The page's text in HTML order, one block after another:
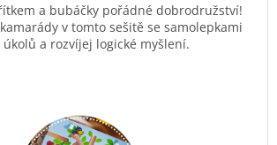
a bubáčky pořádné dobrodružství!
v tomto sešitě se samolepkami
a rozvíjej logické myšlení.